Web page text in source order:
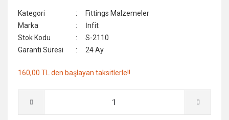
Kategori
Fittings Malzemeler
Marka
İnfit
Stok Kodu
S-2110
Garanti Süresi
24 Ay
160,00 TL den başlayan taksitlerle!!